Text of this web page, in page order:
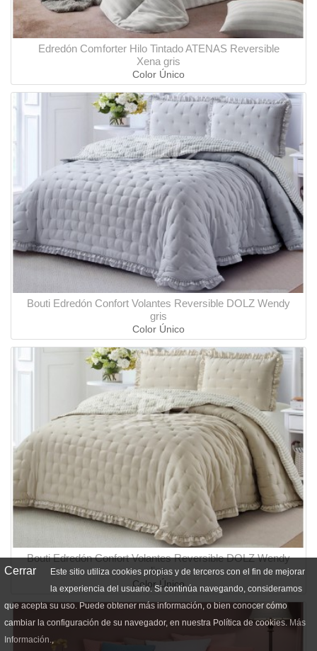
Cerrar
Este sitio utiliza cookies propias y de terceros con el fin de mejorar
la experiencia del usuario. Si continúa navegando, consideramos
que acepta su uso. Puede obtener más información, o bien conocer cómo
cambiar la configuración de su navegador, en nuestra Política de cookies. Más
Información.,
Edredón Comforter Hilo Tintado ATENAS Reversible
Xena gris
Color Único
Bouti Edredón Confort Volantes Reversible DOLZ Wendy
gris
Color Único
Bouti Edredón Confort Volantes Reversible DOLZ Wendy
lino
Color Único